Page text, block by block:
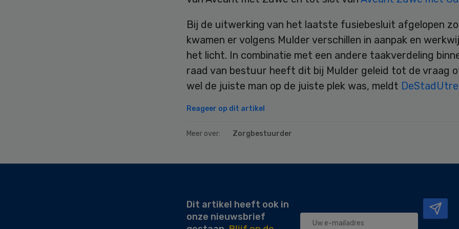
Bij de uitwerking van het laatste fusiebesluit afgelopen
kwamen er volgens Mulder verschillen in aanpak en
het licht. In combinatie met een andere taakverdeling
raad van bestuur heeft dit bij Mulder geleid tot de vraag
wel de juiste man op de juiste plek was, meldt
Reageer op dit artikel
Meer over: Zorgbestuurder
Dit artikel heeft ook in
onze nieuwsbrief